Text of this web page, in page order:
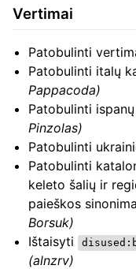
Vertimai
Patobulinti
Patobulinti italų
Pappacoda)
Patobulinti
Pinzolas)
Patobulinti
Patobulinti
keleto šalių ir
paieškos
Borsuk)
Ištaisyti
(alnzrv)